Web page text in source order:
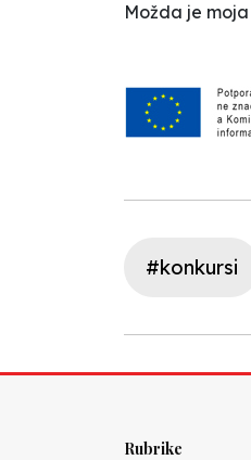
Možda je
#konkursi
Rubrike